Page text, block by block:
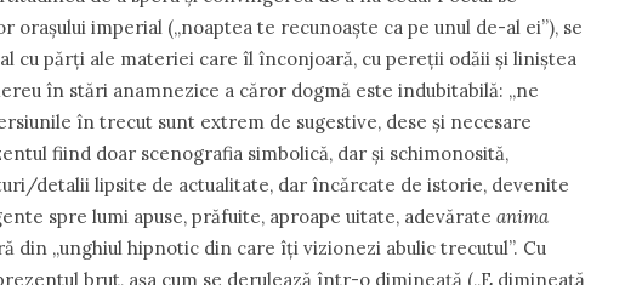
imperial („noaptea te recunoaște ca pe unul de-al ei”), se
cu părți ale materiei care îl înconjoară, cu pereții odăii și liniștea
în stări anamnezice a căror dogmă este indubitabilă: „ne
în trecut sunt extrem de sugestive, dese și necesare
fiind doar scenografia simbolică, dar și schimonosită,
detalii lipsite de actualitate, dar încărcate de istorie, devenite
spre lumi apuse, prăfuite, aproape uitate, adevărate anima
din „unghiul hipnotic din care îți vizionezi abulic trecutul”. Cu
brut, așa cum se derulează într-o dimineață („E dimineață